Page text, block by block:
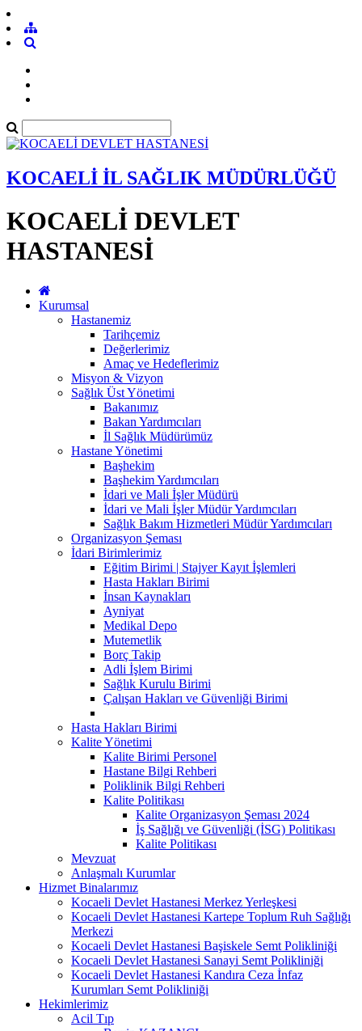
KOCAELİ İL SAĞLIK MÜDÜRLÜĞÜ
KOCAELİ DEVLET
HASTANESİ
Kurumsal
Hastanemiz
Tarihçemiz
Değerlerimiz
Amaç ve Hedeflerimiz
Misyon & Vizyon
Sağlık Üst Yönetimi
Bakanımız
Bakan Yardımcıları
İl Sağlık Müdürümüz
Hastane Yönetimi
Başhekim
Başhekim Yardımcıları
İdari ve Mali İşler Müdürü
İdari ve Mali İşler Müdür Yardımcıları
Sağlık Bakım Hizmetleri Müdür Yardımcıları
Organizasyon Şeması
İdari Birimlerimiz
Eğitim Birimi | Stajyer Kayıt İşlemleri
Hasta Hakları Birimi
İnsan Kaynakları
Ayniyat
Medikal Depo
Mutemetlik
Borç Takip
Adli İşlem Birimi
Sağlık Kurulu Birimi
Çalışan Hakları ve Güvenliği Birimi
Hasta Hakları Birimi
Kalite Yönetimi
Kalite Birimi Personel
Hastane Bilgi Rehberi
Poliklinik Bilgi Rehberi
Kalite Politikası
Kalite Organizasyon Şeması 2024
İş Sağlığı ve Güvenliği (İSG) Politikası
Kalite Politikası
Mevzuat
Anlaşmalı Kurumlar
Hizmet Binalarımız
Kocaeli Devlet Hastanesi Merkez Yerleşkesi
Kocaeli Devlet Hastanesi Kartepe Toplum Ruh Sağlığı
Merkezi
Kocaeli Devlet Hastanesi Başiskele Semt Polikliniği
Kocaeli Devlet Hastanesi Sanayi Semt Polikliniği
Kocaeli Devlet Hastanesi Kandıra Ceza İnfaz
Kurumları Semt Polikliniği
Hekimlerimiz
Acil Tıp